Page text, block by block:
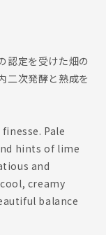
認定を受けた畑の
二次発酵と熟成を
Pale
hints of lime
and
creamy
balance